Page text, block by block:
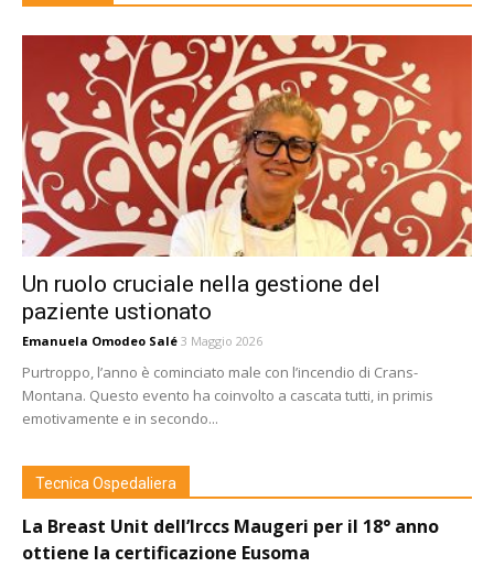
Un ruolo cruciale nella gestione del
paziente ustionato
Emanuela Omodeo Salé 3 Maggio 2026
Purtroppo, l’anno è cominciato male con l’incendio di Crans-
Montana. Questo evento ha coinvolto a cascata tutti, in primis
emotivamente e in secondo...
Tecnica Ospedaliera
La Breast Unit dell’Irccs Maugeri per il 18° anno
ottiene la certificazione Eusoma